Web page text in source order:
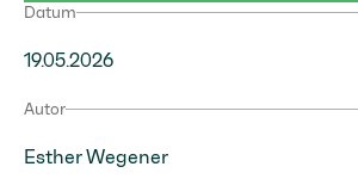
Datum
19.05.2026
Autor
Esther Wegener